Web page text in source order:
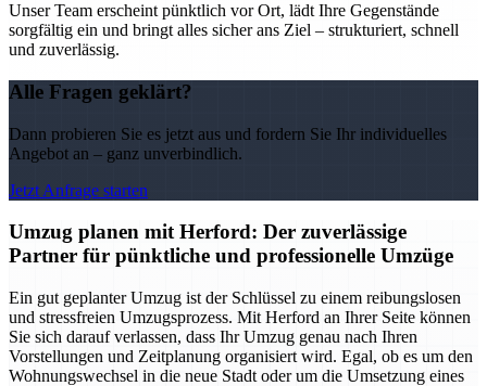
Unser Team erscheint pünktlich vor Ort, lädt Ihre Gegenstände
sorgfältig ein und bringt alles sicher ans Ziel – strukturiert, schnell
und zuverlässig.
Alle Fragen geklärt?
Dann probieren Sie es jetzt aus und fordern Sie Ihr individuelles
Angebot an – ganz unverbindlich.
Jetzt Anfrage starten
Umzug planen mit Herford: Der zuverlässige
Partner für pünktliche und professionelle Umzüge
Ein gut geplanter Umzug ist der Schlüssel zu einem reibungslosen
und stressfreien Umzugsprozess. Mit Herford an Ihrer Seite können
Sie sich darauf verlassen, dass Ihr Umzug genau nach Ihren
Vorstellungen und Zeitplanung organisiert wird. Egal, ob es um den
Wohnungswechsel in die neue Stadt oder um die Umsetzung eines